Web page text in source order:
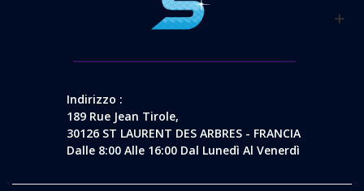
Indirizzo :
189 Rue Jean Tirole,
30126 ST LAURENT DES ARBRES - FRANCIA
Dalle 8:00 Alle 16:00 Dal Lunedì Al Venerdì